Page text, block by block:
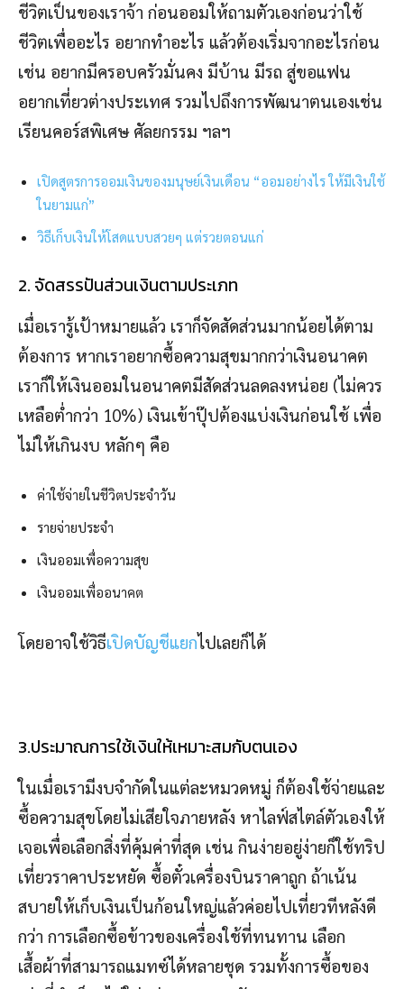
ชีวิตเป็นของเราจ้า ก่อนออมให้ถามตัวเองก่อนว่าใช้
ชีวิตเพื่ออะไร อยากทำอะไร แล้วต้องเริ่มจากอะไรก่อน
เช่น อยากมีครอบครัวมั่นคง มีบ้าน มีรถ สู่ขอแฟน
อยากเที่ยวต่างประเทศ รวมไปถึงการพัฒนาตนเองเช่น
เรียนคอร์สพิเศษ ศัลยกรรม ฯลฯ
เปิดสูตรการออมเงินของมนุษย์เงินเดือน “ออมอย่างไร ให้มีเงินใช้
ในยามแก่”
วิธีเก็บเงินให้โสดแบบสวยๆ แต่รวยตอนแก่
2. จัดสรรปันส่วนเงินตามประเภท
เมื่อเรารู้เป้าหมายแล้ว เราก็จัดสัดส่วนมากน้อยได้ตาม
ต้องการ หากเราอยากซื้อความสุขมากกว่าเงินอนาคต
เราก็ให้เงินออมในอนาคตมีสัดส่วนลดลงหน่อย (ไม่ควร
เหลือต่ำกว่า 10%) เงินเข้าปุ๊ปต้องแบ่งเงินก่อนใช้ เพื่อ
ไม่ให้เกินงบ หลักๆ คือ
ค่าใช้จ่ายในชีวิตประจำวัน
รายจ่ายประจำ
เงินออมเพื่อความสุข
เงินออมเพื่ออนาคต
โดยอาจใช้วิธีเปิดบัญชีแยกไปเลยก็ได้
3.ประมาณการใช้เงินให้เหมาะสมกับตนเอง
ในเมื่อเรามีงบจำกัดในแต่ละหมวดหมู่ ก็ต้องใช้จ่ายและ
ซื้อความสุขโดยไม่เสียใจภายหลัง หาไลฟ์สไตล์ตัวเองให้
เจอเพื่อเลือกสิ่งที่คุ้มค่าที่สุด เช่น กินง่ายอยู่ง่ายก็ใช้ทริป
เที่ยวราคาประหยัด ซื้อตั๋วเครื่องบินราคาถูก ถ้าเน้น
สบายให้เก็บเงินเป็นก้อนใหญ่แล้วค่อยไปเที่ยวทีหลังดี
กว่า การเลือกซื้อข้าวของเครื่องใช้ที่ทนทาน เลือก
เสื้อผ้าที่สามารถแมทซ์ได้หลายชุด รวมทั้งการซื้อของ